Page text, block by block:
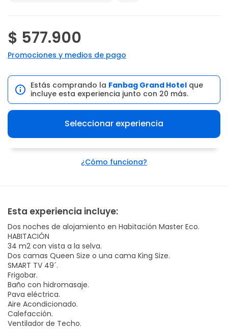
$ 577.900
Promociones y medios de pago
Estás comprando la Fanbag Grand Hotel que
incluye esta experiencia junto con 20 más.
Seleccionar experiencia
¿Cómo funciona?
Esta experiencia incluye:
Dos noches de alojamiento en Habitación Master Eco.
HABITACIÓN
34 m2 con vista a la selva.
Dos camas Queen Size o una cama King Size.
SMART TV 49´.
Frigobar.
Baño con hidromasaje.
Pava eléctrica.
Aire Acondicionado.
Calefacción.
Ventilador de Techo.